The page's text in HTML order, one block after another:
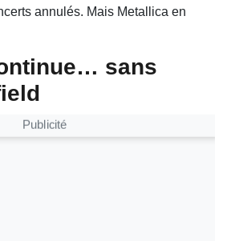
annulés. Mais Metallica en
sans
Publicité